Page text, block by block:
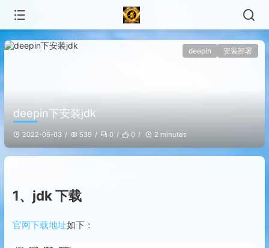
deepin 安装部署
deepin下安装jdk
2022-06-03 539 0 0 2 minutes
1、jdk 下载
官网下载地址如下：